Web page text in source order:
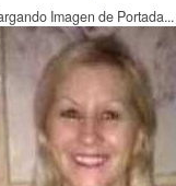
Imagen de Portada...